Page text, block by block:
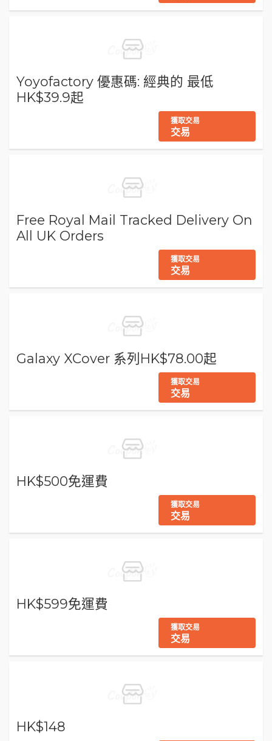
Yoyofactory 優惠碼: 經典的 最低
HK$39.9起
獲取交易
交易
Free Royal Mail Tracked Delivery On
All UK Orders
獲取交易
交易
Galaxy XCover 系列HK$78.00起
獲取交易
交易
HK$500免運費
獲取交易
交易
HK$599免運費
獲取交易
交易
HK$148